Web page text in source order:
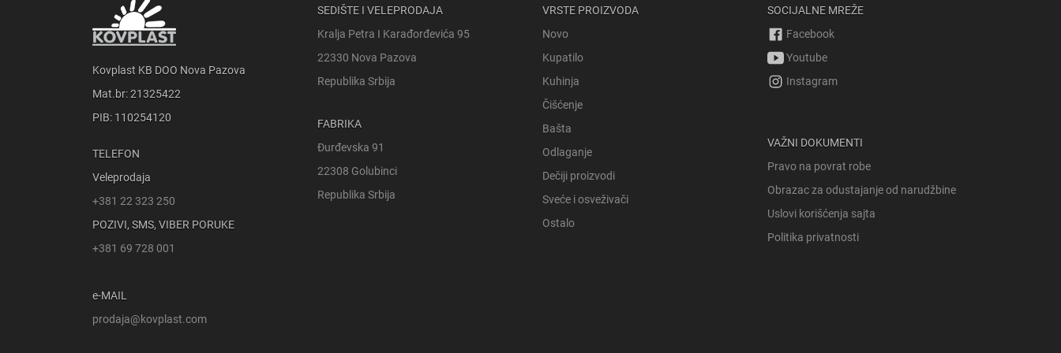
Kovplast KB DOO Nova Pazova
Mat.br: 21325422
PIB: 110254120
TELEFON
Veleprodaja
+381 22 323 250
POZIVI, SMS, VIBER PORUKE
+381 69 728 001
e-MAIL
prodaja@kovplast.com
SEDIŠTE I VELEPRODAJA
Kralja Petra I Karađorđevića 95
22330 Nova Pazova
Republika Srbija
FABRIKA
Đurđevska 91
22308 Golubinci
Republika Srbija
VRSTE PROIZVODA
Novo
Kupatilo
Kuhinja
Čišćenje
Bašta
Odlaganje
Dečiji proizvodi
Sveće i osveživači
Ostalo
SOCIJALNE MREŽE
Facebook
Youtube
Instagram
VAŽNI DOKUMENTI
Pravo na povrat robe
Obrazac za odustajanje od narudžbine
Uslovi korišćenja sajta
Politika privatnosti